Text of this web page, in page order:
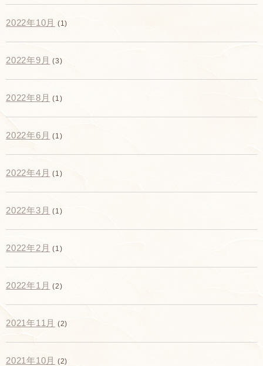
2022年10月 (1)
2022年9月 (3)
2022年8月 (1)
2022年6月 (1)
2022年4月 (1)
2022年3月 (1)
2022年2月 (1)
2022年1月 (2)
2021年11月 (2)
2021年10月 (2)